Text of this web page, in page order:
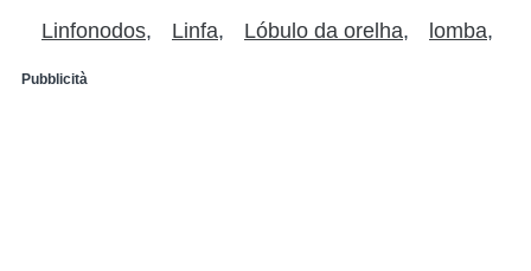
Linfonodos Linfa Lóbulo da orelha lomba
Pubblicità